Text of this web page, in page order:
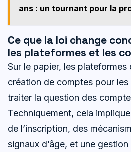
ans : un tournant pour la
Ce que la loi change
les plateformes et les
Sur le papier, les
création de comptes pour les
traiter la question des
Techniquement, cela
de l’inscription, des
signaux d’âge, et une